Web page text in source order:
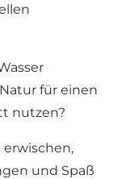
für einen
nutzen?
und Spaß